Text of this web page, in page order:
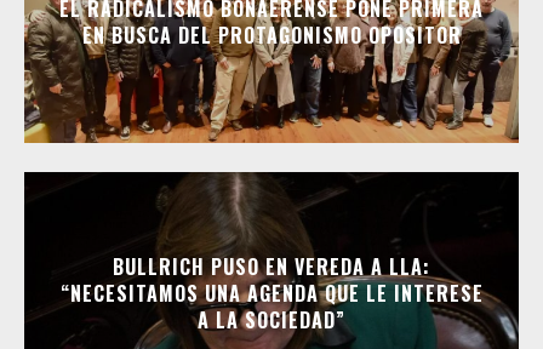
EL RADICALISMO BONAERENSE PONE PRIMERA
EN BUSCA DEL PROTAGONISMO OPOSITOR
BULLRICH PUSO EN VEREDA A LLA:
“NECESITAMOS UNA AGENDA QUE LE INTERESE
A LA SOCIEDAD”